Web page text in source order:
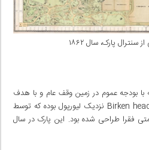
پارک، سال ۱۸۶۲
بودجه عموم در زمین وقف عام و با هدف
خدمت به مردم ساخته شد)، پارک Birken head نزدیک لیورپول بوده که توسط
فقرا طراحی شده بود. این پارک در سال